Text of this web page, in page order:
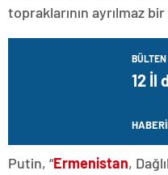
topraklarının ayrılmaz
BÜLTEN
12 İl
Putin, “Ermenistan,